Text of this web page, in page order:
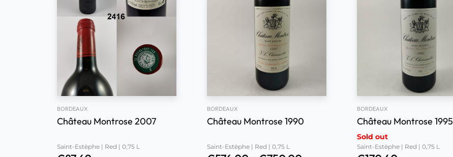
BORDEAUX
Château Montrose 2007
Saint-Estèphe | Red | 0,75 L
BORDEAUX
Château Montrose 1990
Saint-Estèphe | Red | 0,75 L
BORDEAUX
Château Montrose 1995
Sold out
Saint-Estèphe | Red | 0,75 L